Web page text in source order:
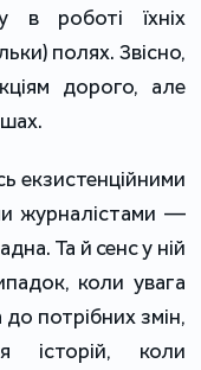
в роботі їхніх
полях. Звісно,
дорого, але
екзистенційними
журналістами —
Та й сенс у ній
коли увага
потрібних змін,
історій, коли